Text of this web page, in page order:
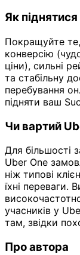
Як
Покращуйте
конверсію
ціни), сильні
та стабільну
перебування
підняти ваш
Чи вартий
Для більшості
Uber One
ніж типові
їхні переваги.
учасників у
там, звідки
Про автора